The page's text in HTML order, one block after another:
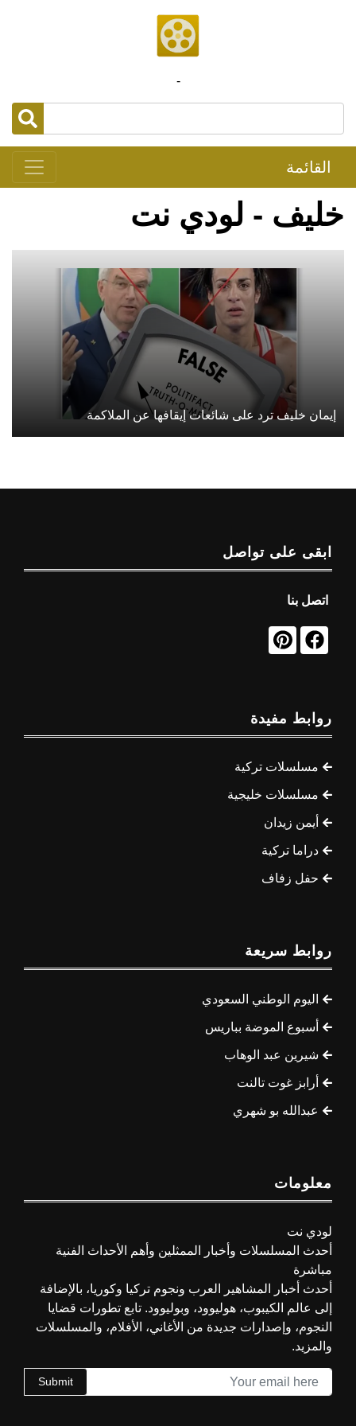
-
القائمة
خليف - لودي نت
إيمان خليف ترد على شائعات إيقافها عن الملاكمة
ابقى على تواصل
اتصل بنا
روابط مفيدة
مسلسلات تركية
مسلسلات خليجية
أيمن زيدان
دراما تركية
حفل زفاف
روابط سريعة
اليوم الوطني السعودي
أسبوع الموضة بباريس
شيرين عبد الوهاب
أرابز غوت تالنت
عبدالله بو شهري
معلومات
لودي نت
أحدث المسلسلات وأخبار الممثلين وأهم الأحداث الفنية
مباشرة
أحدث أخبار المشاهير العرب ونجوم تركيا وكوريا، بالإضافة
إلى عالم الكيبوب، هوليوود، وبوليوود. تابع تطورات قضايا
النجوم، وإصدارات جديدة من الأغاني، الأفلام، والمسلسلات
والمزيد.
Submit